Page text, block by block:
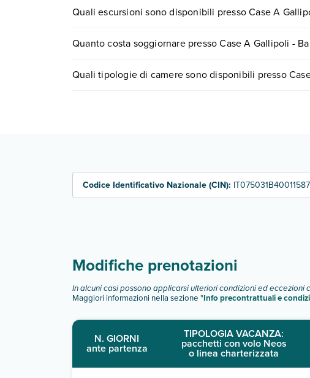
Quali escursioni sono disponibili presso Case A
numero 0721.17231 oprenotando un appuntamento.
Quanto costa soggiornare presso Case A Gallipoli -
scegli quando partire.
Quali tipologie di camere sono disponibili presso
Scopri tutti i dettagli nel paragrafo dedicato "Info e
Codice Identificativo Nazionale (CIN):
Modifiche prenotazioni
In alcuni casi possono applicarsi ulteriori condizioni ed eccezioni
Maggiori informazioni nella sezione "Info precontrattuali e
N. GIORNI
ante partenza
TIPOLOGIA VACANZA:
pacchetti con volo Neos
o linea charterizzata